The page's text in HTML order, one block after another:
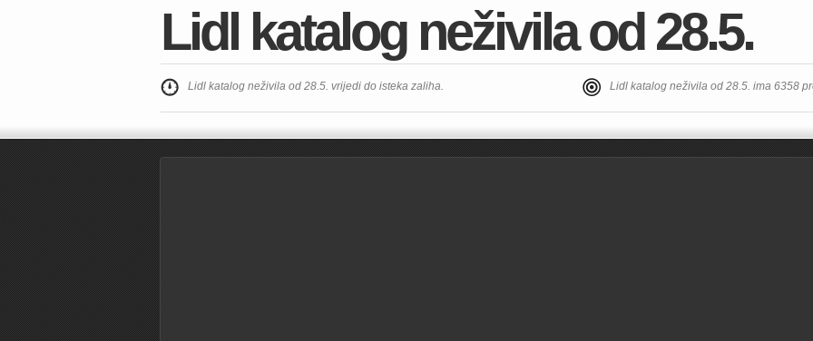
Lidl katalog neživila od 28.5.
Lidl katalog neživila od 28.5. vrijedi do isteka zaliha. Lidl katalog neživila od 28.5. ima 6358